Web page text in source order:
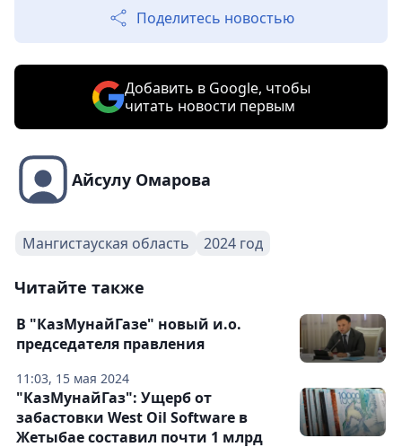
Поделитесь новостью
Добавить в Google, чтобы
читать новости первым
Айсулу Омарова
Мангистауская область 2024 год
Читайте также
11:03, 15 мая 2024
В "КазМунайГазе" новый и.о.
председателя правления
"КазМунайГаз": Ущерб от
забастовки West Oil Software в
Жетыбае составил почти 1 млрд